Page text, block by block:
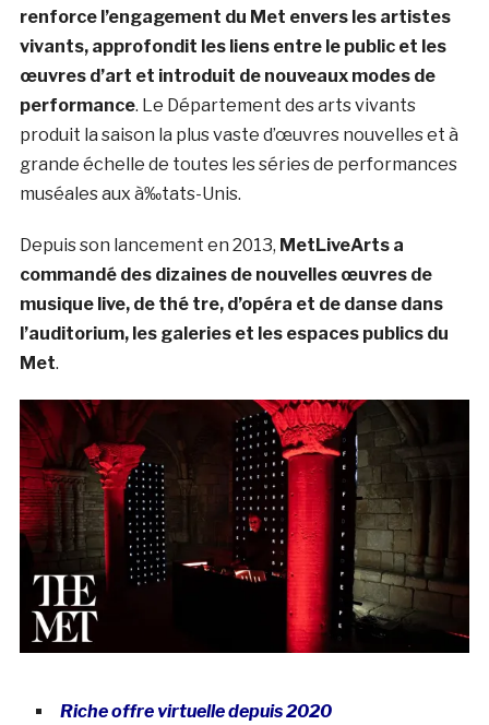
renforce l’engagement du Met envers les artistes
vivants, approfondit les liens entre le public et les
œuvres d’art et introduit de nouveaux modes de
performance. Le Département des arts vivants
produit la saison la plus vaste d’œuvres nouvelles et à
grande échelle de toutes les séries de performances
muséales aux à‰tats-Unis.
Depuis son lancement en 2013, MetLiveArts a
commandé des dizaines de nouvelles œuvres de
musique live, de thé tre, d’opéra et de danse dans
l’auditorium, les galeries et les espaces publics du
Met.
Riche offre virtuelle depuis 2020